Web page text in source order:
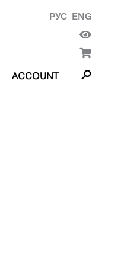
РУС ENG
ACCOUNT